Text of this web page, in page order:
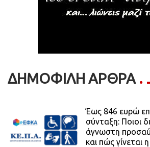
ΔΗΜΟΦΙΛΗ ΑΡΘΡΑ
Έως 846 ευρώ
σύνταξη: Ποιοι
άγνωστη
και πώς γίνεται